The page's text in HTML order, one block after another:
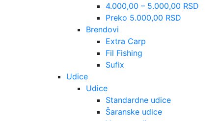
4.000,00 – 5.000,00 RSD
Preko 5.000,00 RSD
Brendovi
Extra Carp
Fil Fishing
Sufix
Udice
Udice
Standardne udice
Šaranske udice